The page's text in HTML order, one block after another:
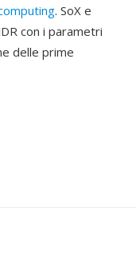
. SoX e
con i parametri
delle prime